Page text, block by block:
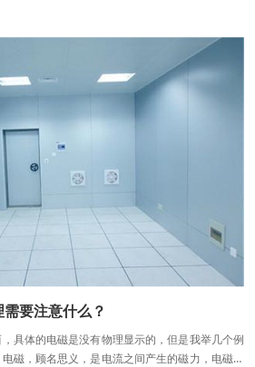
原理是屏蔽柜。对于上述通信的基本原理，屏蔽
应的速度从信道的低端频率扫描到高端频率。扫
造成错码影响，手机无法检测到基站发送的正常
建立连接。手机主要特点是搜网，信号差，没有
，你会发现手机接收信号时扫描速度异常，接
有信号，而不是减弱和缩小。所以说铁制天线放
没有减弱，只是信号受到影响，变成了错码。你
能性就越小。 比如我们就相当于手机。屏蔽是
人们听不清楚基站(发射塔)在说什么，但不是屏
们听不见。包装天线就像助听器。人本来不是聋
以，助听器并不能让人避开影响或噪音。 手机
理，用金属材料制成的六面体柜子。由于金属板
页面上的反射损耗、板内的反射损耗，使得电磁
形成屏蔽效果;手机屏蔽柜采用安全可靠的门磁结
效果。
要注意什么？
体的电磁是没有物理显示的，但是我举几个例
磁，顾名思义，是电流之间产生的磁力，电磁炉